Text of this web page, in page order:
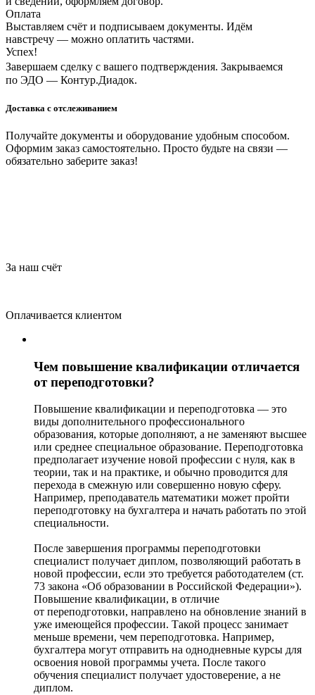
Оплата
Выставляем счёт и подписываем документы. Идём
навстречу — можно оплатить частями.
Успех!
Завершаем сделку с вашего подтверждения. Закрываемся
по ЭДО — Контур.Диадок.
Доставка с отслеживанием
Получайте документы и оборудование удобным способом.
Оформим заказ самостоятельно. Просто будьте на связи —
обязательно заберите заказ!
За наш счёт
Оплачивается клиентом
Чем повышение квалификации отличается
от переподготовки?
Повышение квалификации и переподготовка — это
виды дополнительного профессионального
образования, которые дополняют, а не заменяют высшее
или среднее специальное образование. Переподготовка
предполагает изучение новой профессии с нуля, как в
теории, так и на практике, и обычно проводится для
перехода в смежную или совершенно новую сферу.
Например, преподаватель математики может пройти
переподготовку на бухгалтера и начать работать по этой
специальности.
После завершения программы переподготовки
специалист получает диплом, позволяющий работать в
новой профессии, если это требуется работодателем (ст.
73 закона «Об образовании в Российской Федерации»).
Повышение квалификации, в отличие
от переподготовки, направлено на обновление знаний в
уже имеющейся профессии. Такой процесс занимает
меньше времени, чем переподготовка. Например,
бухгалтера могут отправить на однодневные курсы для
освоения новой программы учета. После такого
обучения специалист получает удостоверение, а не
диплом.